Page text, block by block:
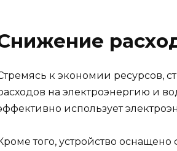
к экономии ресурсов,
на электроэнергию и
использует
того, устройство